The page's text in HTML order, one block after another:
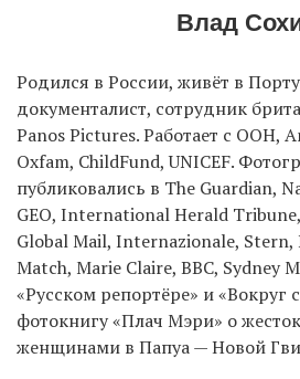
Влад
Родился в России, живёт в
документалист, сотрудник
Panos Pictures. Работает с ООН,
Oxfam, ChildFund, UNICEF.
публиковались в The Guardian,
GEO, International Herald
Global Mail, Internazionale, Stern,
Match, Marie Claire, BBC, Sydney
«Русском репортёре» и «Вокруг
фотокнигу «Плач Мэри» о
женщинами в Папуа — Новой